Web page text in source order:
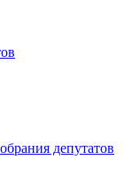
депутатов